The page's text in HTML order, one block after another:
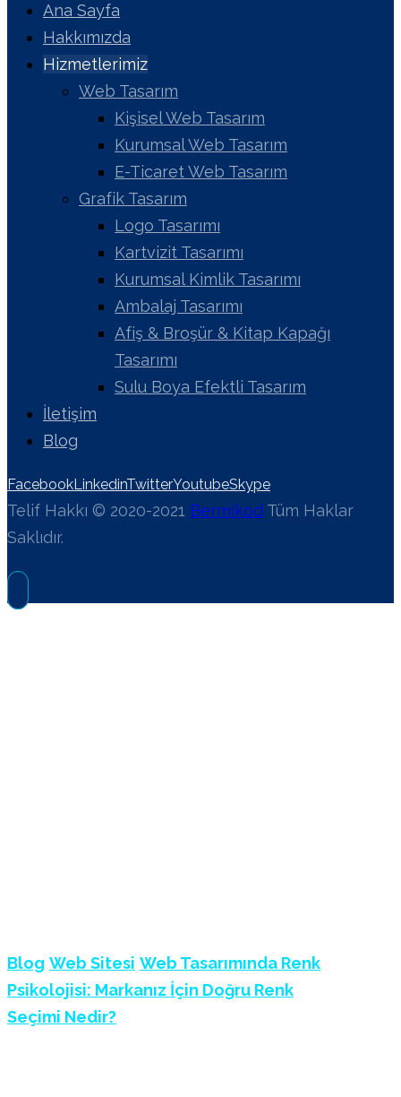
Ana Sayfa
Hakkımızda
Hizmetlerimiz
Web Tasarım
Kişisel Web Tasarım
Kurumsal Web Tasarım
E-Ticaret Web Tasarım
Grafik Tasarım
Logo Tasarımı
Kartvizit Tasarımı
Kurumsal Kimlik Tasarımı
Ambalaj Tasarımı
Afiş & Broşür & Kitap Kapağı
Tasarımı
Sulu Boya Efektli Tasarım
İletişim
Blog
FacebookLinkedinTwitterYoutubeSkype
Telif Hakkı © 2020-2021 Bermikod Tüm Haklar
Saklıdır.
Blog Web Sitesi Web Tasarımında Renk
Psikolojisi: Markanız İçin Doğru Renk
Seçimi Nedir?